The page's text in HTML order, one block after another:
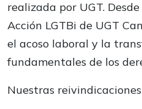
realizada por UGT.
Acción LGTBi de UGT
el acoso laboral y la
fundamentales de los
Nuestras